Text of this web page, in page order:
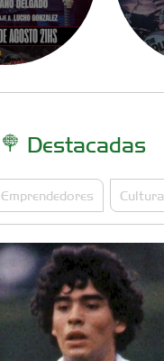
Destacadas
Emprendedores Cultura